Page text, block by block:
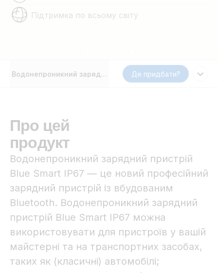
Підтримка по всьому світу
Водонепроникний зарядний пристрій Blue Smart IP67
Де придбати?
Про цей
продукт
Водонепроникний зарядний пристрій
Blue Smart IP67 — це новий професійний
зарядний пристрій із вбудованим
Bluetooth. Водонепроникний зарядний
пристрій Blue Smart IP67 можна
використовувати для пристроїв у вашій
майстерні та на транспортних засобах,
таких як (класичні) автомобілі;